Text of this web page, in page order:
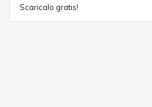
Scaricalo gratis!